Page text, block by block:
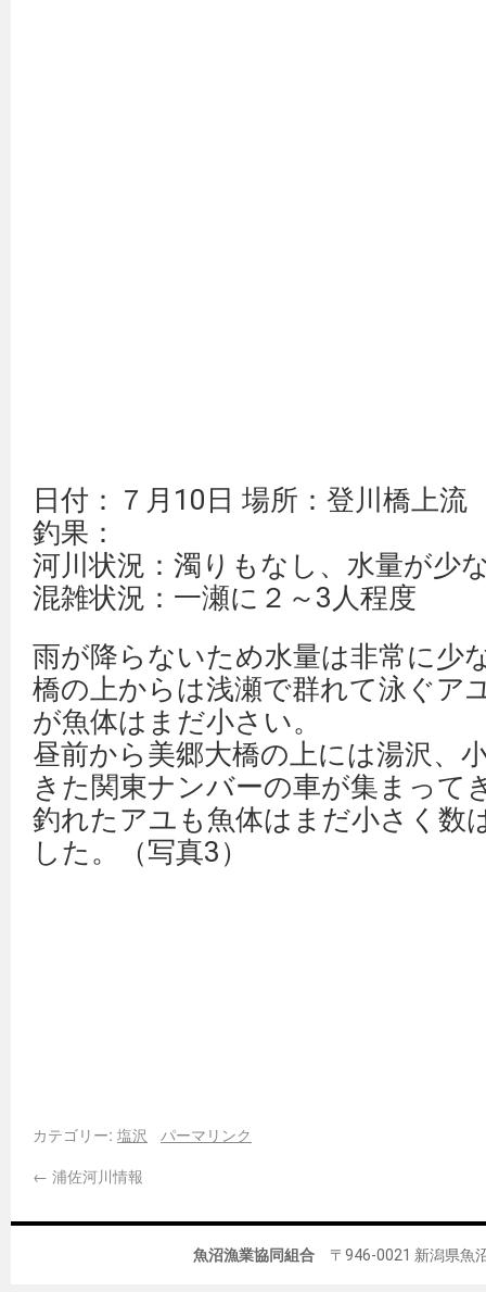
日付：７月10日 場所：登川橋上流
釣果：
河川状況：濁りもなし、水量が少
混雑状況：一瀬に２～3人程度
雨が降らないため水量は非常に少
橋の上からは浅瀬で群れて泳ぐア
が魚体はまだ小さい。
昼前から美郷大橋の上には湯沢、
きた関東ナンバーの車が集まって
釣れたアユも魚体はまだ小さく数
した。（写真3）
カテゴリー: 塩沢
パーマリンク
← 浦佐河川情報
魚沼漁業協同組合 〒946-0021 新潟県魚